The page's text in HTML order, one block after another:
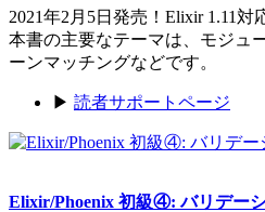
2021年2月5日発売！Elixir 1.11対
本書の主要なテーマは、モジュ
ーンマッチングなどです。
▶ 読者サポートページ
Elixir/Phoenix 初級④: バリデー